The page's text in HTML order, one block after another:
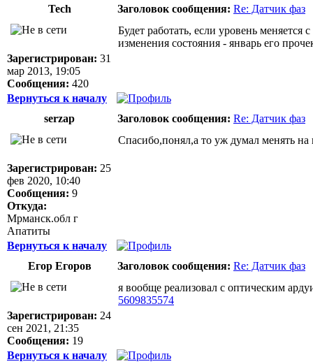
Tech
Заголовок сообщения: Re: Датчик фаз
Зарегистрирован: 31
мар 2013, 19:05
Сообщения: 420
Будет работать, если уровень меняется
изменения состояния - январь его
Вернуться к началу
serzap
Заголовок сообщения: Re: Датчик фаз
Зарегистрирован: 25
фев 2020, 10:40
Сообщения: 9
Откуда:
Мрманск.обл г
Апатиты
Спасибо,понял,а то уж думал менять
Вернуться к началу
Егор Егоров
Заголовок сообщения: Re: Датчик фаз
Зарегистрирован: 24
сен 2021, 21:35
Сообщения: 19
я вообще реализовал с оптическим
5609835574
Вернуться к началу